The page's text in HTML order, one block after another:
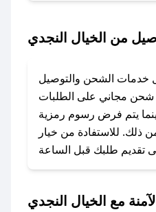
العثور بسهولة على
أو البريد الإلكتروني
لإضافته بسرعة.
### كيفية استخدام كود خصم الخيال النجدي؟
1. انسخ كود الخصم من تطبيق صحصح.
2. الصقه في خانة الدفع عند التسوق من الخيال
من الخيال النجدي
خدمات الشحن والتوصيل
شحن مجاني على الطلبات
بينما يتم فرض رسوم رمزية
ذلك. للاستفادة من خيار
مع الخيال النجدي